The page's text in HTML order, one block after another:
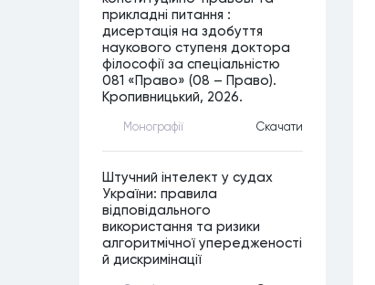
прикладні питання :
дисертація на здобуття
наукового ступеня доктора
філософії за спеціальністю
081 «Право» (08 – Право).
Кропивницький, 2026.
Монографiї Скачати
Штучний інтелект у судах
України: правила
відповідального
використання та ризики
алгоритмічної упередженості
й дискримінації